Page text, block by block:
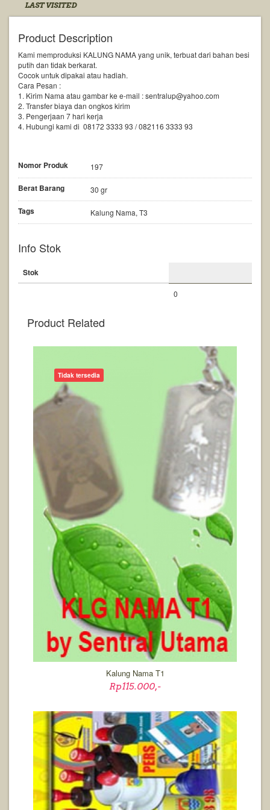
LAST VISITED
Product Description
Kami memproduksi KALUNG NAMA yang unik, terbuat dari bahan besi
putih dan tidak berkarat.
Cocok untuk dipakai atau hadiah.
Cara Pesan :
1. Kirim Nama atau gambar ke e-mail : sentralup@yahoo.com
2. Transfer biaya dan ongkos kirim
3. Pengerjaan 7 hari kerja
4. Hubungi kami di 08172 3333 93 / 082116 3333 93
Nomor Produk 197
Berat Barang 30 gr
Tags Kalung Nama, T3
Info Stok
Stok
0
Product Related
Kalung Nama T1
Rp115.000,-
Tidak tersedia